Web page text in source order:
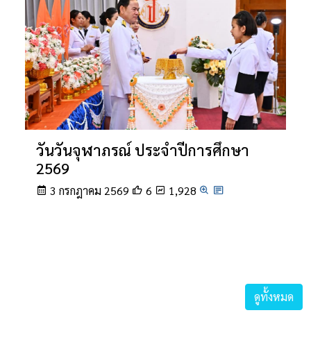
วันวันจุฬาภรณ์ ประจำปีการศึกษา
2569
3 กรกฎาคม 2569 6 1,928
ดูทั้งหมด